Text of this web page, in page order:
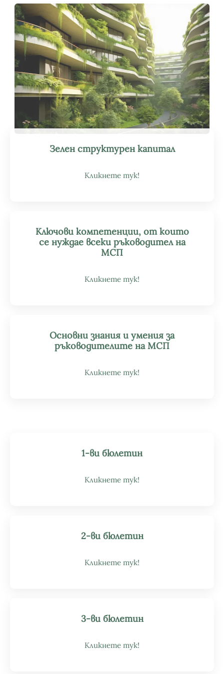
Зелен структурен капитал
Кликнете тук!
Ключови компетенции, от които
се нуждае всеки ръководител на
МСП
Кликнете тук!
Основни знания и умения за
ръководителите на МСП
Кликнете тук!
1-ви бюлетин
Кликнете тук!
2-ви бюлетин
Кликнете тук!
3-ви бюлетин
Кликнете тук!